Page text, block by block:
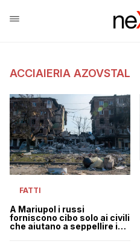
ACCIAIERIA AZOVSTAL
FATTI
A Mariupol i russi
forniscono cibo solo ai civili
che aiutano a seppellire i